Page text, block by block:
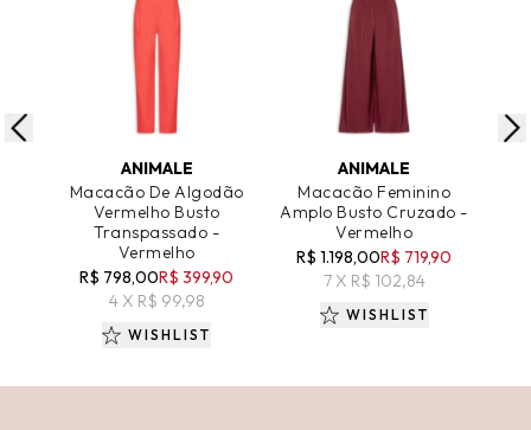
ADICIONAR AO CARRINHO
ANIMALE
Macacão De Algodão
Vermelho Busto
Transpassado -
Vermelho
R$ 798,00R$ 399,90
4 X R$ 99,98
WISHLIST
ADICIONAR AO CARRINHO
ANIMALE
Macacão Feminino
Amplo Busto Cruzado -
Vermelho
R$ 1.198,00R$ 719,90
7 X R$ 102,84
WISHLIST